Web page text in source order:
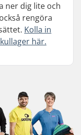
ner dig lite och
rengöra
Kolla in
här.